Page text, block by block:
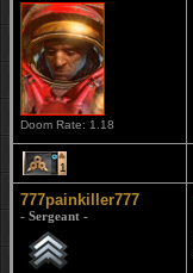
Doom Rate: 1.18
1
777painkiller777
- Sergeant -